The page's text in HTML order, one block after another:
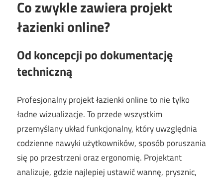
Co zwykle zawiera projekt
łazienki online?
Od koncepcji po dokumentację
techniczną
Profesjonalny projekt łazienki online to nie tylko
ładne wizualizacje. To przede wszystkim
przemyślany układ funkcjonalny, który uwzględnia
codzienne nawyki użytkowników, sposób poruszania
się po przestrzeni oraz ergonomię. Projektant
analizuje, gdzie najlepiej ustawić wannę, prysznic,